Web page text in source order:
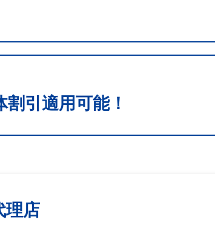
割引適用可能！
理店